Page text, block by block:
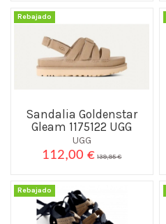
Rebajado
Sandalia Goldenstar
Gleam 1175122 UGG
UGG
112,00 € 139,95 €
Rebajado